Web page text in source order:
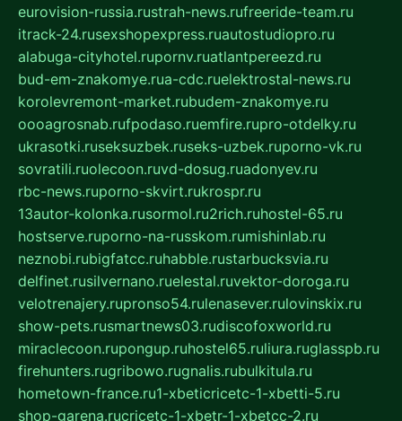
eurovision-russia.rustrah-news.rufreeride-team.ru
itrack-24.rusexshopexpress.ruautostudiopro.ru
alabuga-cityhotel.rupornv.ruatlantpereezd.ru
bud-em-znakomye.rua-cdc.ruelektrostal-news.ru
korolevremont-market.rubudem-znakomye.ru
oooagrosnab.rufpodaso.ruemfire.rupro-otdelky.ru
ukrasotki.ruseksuzbek.ruseks-uzbek.ruporno-vk.ru
sovratili.ruolecoon.ruvd-dosug.ruadonyev.ru
rbc-news.ruporno-skvirt.rukrospr.ru
13autor-kolonka.rusormol.ru2rich.ruhostel-65.ru
hostserve.ruporno-na-russkom.rumishinlab.ru
neznobi.rubigfatcc.ruhabble.rustarbucksvia.ru
delfinet.rusilvernano.ruelestal.ruvektor-doroga.ru
velotrenajery.rupronso54.rulenasever.rulovinskix.ru
show-pets.rusmartnews03.rudiscofoxworld.ru
miraclecoon.rupongup.ruhostel65.ruliura.ruglasspb.ru
firehunters.rugribowo.rugnalis.rubulkitula.ru
hometown-france.ru1-xbeticricetc-1-xbetti-5.ru
shop-garena.rucricetc-1-xbetr-1-xbetcc-2.ru